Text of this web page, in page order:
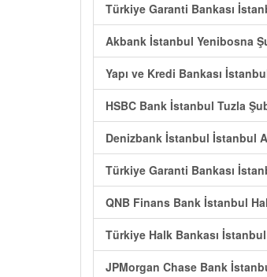
Türkiye Garanti Bankası
Akbank İstanbul Yenibosna
Yapı ve Kredi Bankası
HSBC Bank İstanbul Tuzla
Denizbank İstanbul İstanbul
Türkiye Garanti Bankası
QNB Finans Bank İstanbul
Türkiye Halk Bankası
JPMorgan Chase Bank